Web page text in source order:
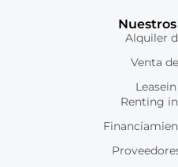
Alquiler
Venta
Renting